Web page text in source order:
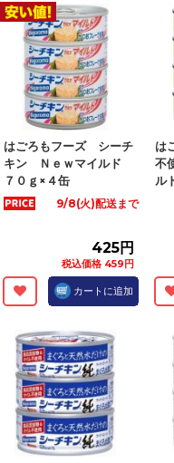
はごろもフーズ シーチ
キン Ｎｅｗマイルド
７０ｇ×４缶
9/8(火)配送まで
425円
税込価格 459円
カートに追加
は
不
ル